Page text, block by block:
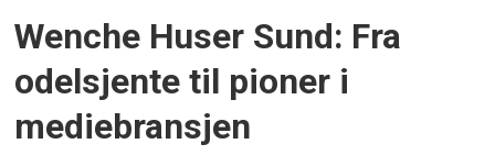
Wenche Huser Sund: Fra
odelsjente til pioner i
mediebransjen